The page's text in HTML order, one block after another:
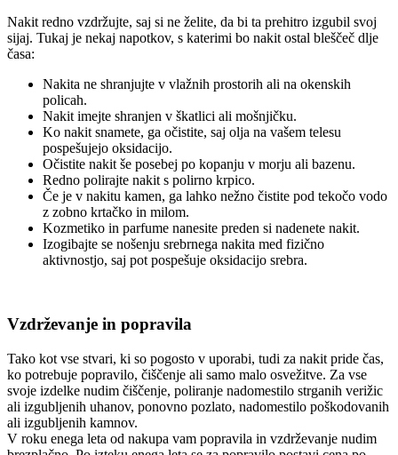
Nakit redno vzdržujte, saj si ne želite, da bi ta prehitro izgubil svoj
sijaj. Tukaj je nekaj napotkov, s katerimi bo nakit ostal bleščeč dlje
časa:
Nakita ne shranjujte v vlažnih prostorih ali na okenskih
policah.
Nakit imejte shranjen v škatlici ali mošnjičku.
Ko nakit snamete, ga očistite, saj olja na vašem telesu
pospešujejo oksidacijo.
Očistite nakit še posebej po kopanju v morju ali bazenu.
Redno polirajte nakit s polirno krpico.
Če je v nakitu kamen, ga lahko nežno čistite pod tekočo vodo
z zobno krtačko in milom.
Kozmetiko in parfume nanesite preden si nadenete nakit.
Izogibajte se nošenju srebrnega nakita med fizično
aktivnostjo, saj pot pospešuje oksidacijo srebra.
Vzdrževanje in popravila
Tako kot vse stvari, ki so pogosto v uporabi, tudi za nakit pride čas,
ko potrebuje popravilo, čiščenje ali samo malo osvežitve. Za vse
svoje izdelke nudim čiščenje, poliranje nadomestilo strganih verižic
ali izgubljenih uhanov, ponovno pozlato, nadomestilo poškodovanih
ali izgubljenih kamnov.
V roku enega leta od nakupa vam popravila in vzdrževanje nudim